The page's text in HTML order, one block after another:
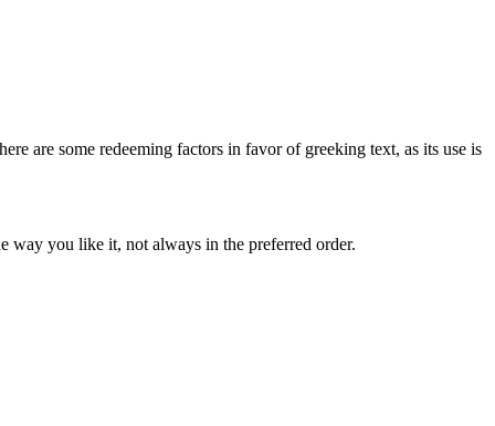
are some redeeming factors in favor of greeking text, as its use is
way you like it, not always in the preferred order.